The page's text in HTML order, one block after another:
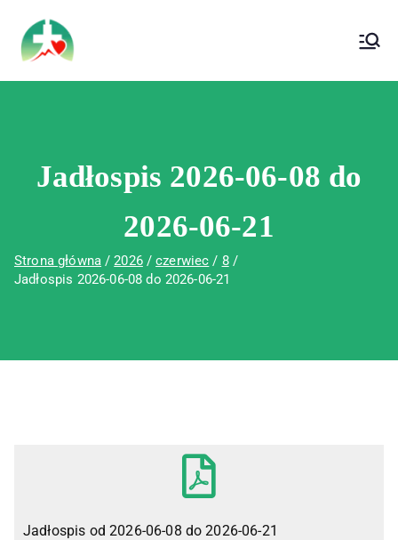
Wojewódzki Szpital Specjalistyczny im.
Św. Rafała w Czerwonej Górze
Jadłospis 2026-06-08 do
2026-06-21
Strona główna 2026 czerwiec
8
Jadłospis 2026-06-08 do 2026-06-21
Jadłospis od 2026-06-08 do 2026-06-21